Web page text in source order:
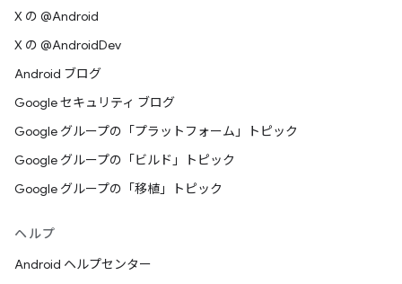
X の @Android
X の @AndroidDev
Android ブログ
Google セキュリティ ブログ
Google グループの「プラットフォーム」トピック
Google グループの「ビルド」トピック
Google グループの「移植」トピック
ヘルプ
Android ヘルプセンター